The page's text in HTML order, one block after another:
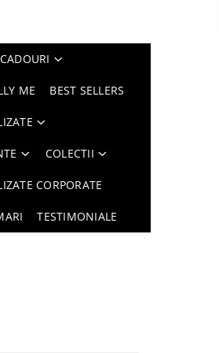
ME BEST SELLERS
COLECTII
CORPORATE
TESTIMONIALE